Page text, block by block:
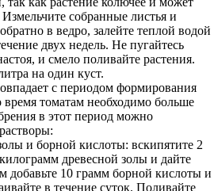
собранные листья и
в ведро, залейте теплой водой
двух недель. Не пугайтесь
и смело поливайте растения.
на один куст.
с периодом формирования
время томатам необходимо больше
в этот период можно
и борной кислоты: вскипятите 2
древесной золы и дайте
добавьте 10 грамм борной кислоты и
в течение суток. Поливайте